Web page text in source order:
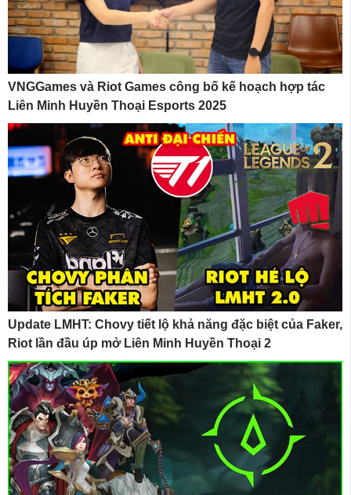
VNGGames và Riot Games công bố kế hoạch hợp tác
Liên Minh Huyền Thoại Esports 2025
Update LMHT: Chovy tiết lộ khả năng đặc biệt của Faker,
Riot lần đầu úp mở Liên Minh Huyền Thoại 2